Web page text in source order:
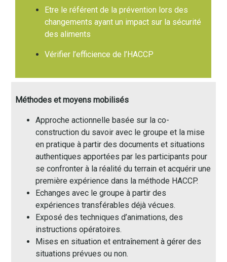
Etre le référent de la prévention lors des
changements ayant un impact sur la sécurité
des aliments
Vérifier l’efficience de l’HACCP
Méthodes et moyens mobilisés
Approche actionnelle basée sur la co-
construction du savoir avec le groupe et la mise
en pratique à partir des documents et situations
authentiques apportées par les participants pour
se confronter à la réalité du terrain et acquérir une
première expérience dans la méthode HACCP.
Echanges avec le groupe à partir des
expériences transférables déjà vécues.
Exposé des techniques d’animations, des
instructions opératoires.
Mises en situation et entraînement à gérer des
situations prévues ou non.